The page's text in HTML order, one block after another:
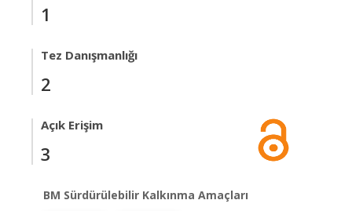
1
Tez Danışmanlığı
2
Açık Erişim
3
BM Sürdürülebilir Kalkınma Amaçları